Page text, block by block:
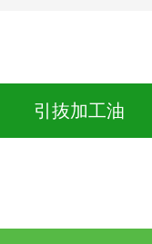
引抜加工油